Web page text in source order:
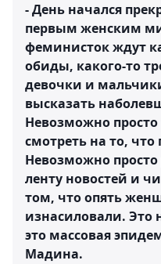
- День начался
первым женским
феминисток ждут
обиды, какого-то
девочки и
высказать
Невозможно
смотреть на то, что
Невозможно
ленту новостей и
том, что опять
изнасиловали. Это
это массовая
Мадина.